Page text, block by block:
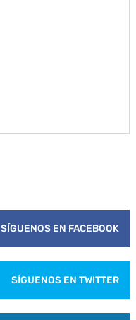
SÍGUENOS EN FACEBOOK
SÍGUENOS EN TWITTER